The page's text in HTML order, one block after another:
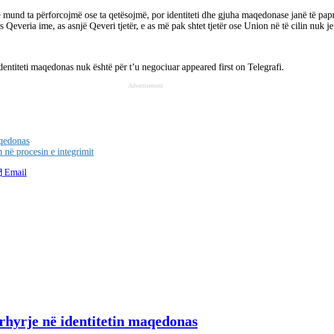
ta përforcojmë ose ta qetësojmë, por identiteti dhe gjuha maqedonase janë të
ime, as asnjë Qeveri tjetër, e as më pak shtet tjetër ose Union në të cilin nuk
maqedonas nuk është për t’u negociuarappeared first on Telegrafi.
Advertisement
në procesin e integrimit
Email
në identitetin maqedonas